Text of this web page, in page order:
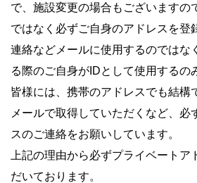
で、施設変更の場合もございますの
ではなく必ずご自身のアドレスを登
連絡などメールに使用するのではな
る際のご自身がIDとして使用するの
皆様には、携帯のアドレスでも結構
メールで取得していただくなど、必
スのご連絡をお願いしています。
上記の理由から必ずプライベートア
だいております。